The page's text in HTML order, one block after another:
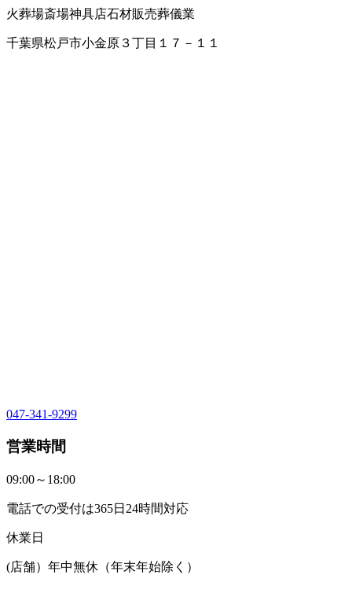
火葬場斎場神具店石材販売葬儀業
千葉県松戸市小金原３丁目１７－１１
047-341-9299
営業時間
09:00～18:00
電話での受付は365日24時間対応
休業日
(店舗）年中無休（年末年始除く）